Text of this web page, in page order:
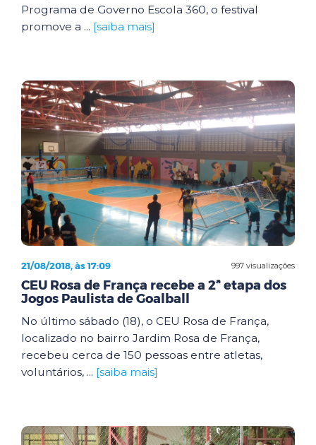
Programa de Governo Escola 360, o festival
promove a ... [saiba mais]
997 visualizações
21/08/2018, às 17:09
CEU Rosa de França recebe a 2ª etapa dos
Jogos Paulista de Goalball
No último sábado (18), o CEU Rosa de França,
localizado no bairro Jardim Rosa de França,
recebeu cerca de 150 pessoas entre atletas,
voluntários, ... [saiba mais]